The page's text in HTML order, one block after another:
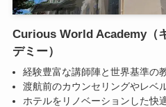
Curious World Academy（
デミー）
経験豊富な講師陣と世界基準の
渡航前のカウンセリングやレベ
ホテルをリノベーションした快